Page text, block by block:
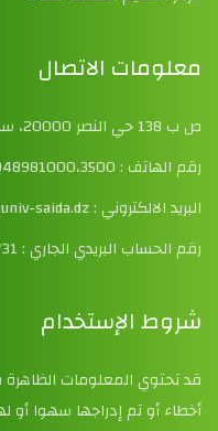
معلومات الاتصال
ص ب 138 حي النصر 20000، سعيدة، الجزائر
رقم الهاتف : 048981000،3500
البريد الالكتروني : doyen.ecg@univ-saida.dz
رقم الحساب البريدي الجاري : 231574/31
شروط الإستخدام
قد تحتوي المعلومات
أخطاء أو تم إدراجها سهوا